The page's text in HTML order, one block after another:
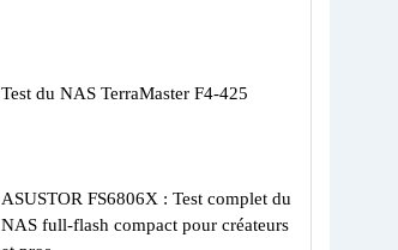
Test du NAS TerraMaster F4-425
ASUSTOR FS6806X : Test complet du
NAS full-flash compact pour créateurs